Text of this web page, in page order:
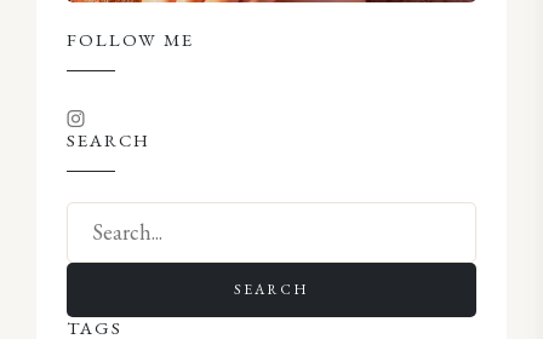
FOLLOW ME
SEARCH
SEARCH
TAGS